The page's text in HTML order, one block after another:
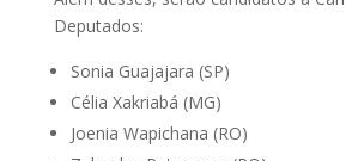
Deputados:
Sonia Guajajara (SP)
Célia Xakriabá (MG)
Joenia Wapichana (RO)